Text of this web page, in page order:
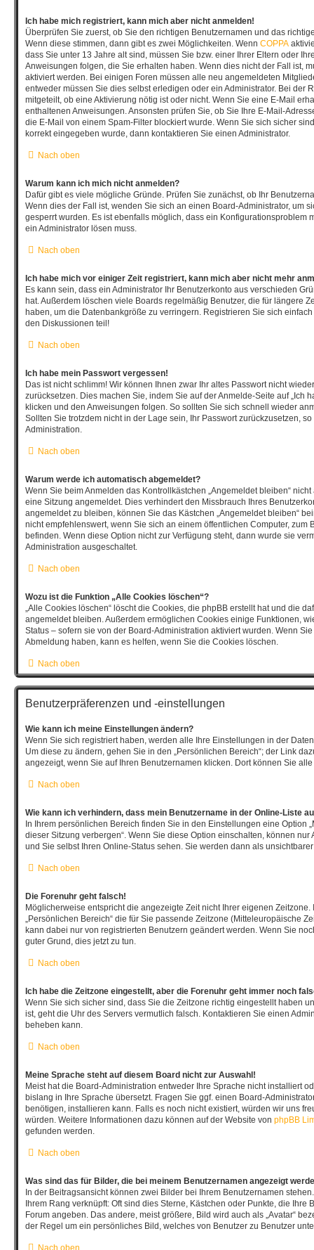
Ich habe mich registriert, kann mich aber nicht anmelden!
Überprüfen Sie zuerst, ob Sie den richtigen Benutzernamen und das
Wenn diese stimmen, dann gibt es zwei Möglichkeiten. Wenn COPPA
dass Sie unter 13 Jahre alt sind, müssen Sie bzw. einer Ihrer Eltern oder
Anweisungen folgen, die Sie erhalten haben. Wenn dies nicht der Fall ist,
aktiviert werden. Bei einigen Foren müssen alle neu angemeldeten
entweder müssen Sie dies selbst erledigen oder ein Administrator. Bei der
mitgeteilt, ob eine Aktivierung nötig ist oder nicht. Wenn Sie eine E-Mail
enthaltenen Anweisungen. Ansonsten prüfen Sie, ob Sie Ihre E-Mail-
die E-Mail von einem Spam-Filter blockiert wurde. Wenn Sie sich sicher
korrekt eingegeben wurde, dann kontaktieren Sie einen Administrator.
Nach oben
Warum kann ich mich nicht anmelden?
Dafür gibt es viele mögliche Gründe. Prüfen Sie zunächst, ob Ihr
Wenn dies der Fall ist, wenden Sie sich an einen Board-Administrator, um
gesperrt wurden. Es ist ebenfalls möglich, dass ein Konfigurationsproblem
ein Administrator lösen muss.
Nach oben
Ich habe mich vor einiger Zeit registriert, kann mich aber nicht mehr
Es kann sein, dass ein Administrator Ihr Benutzerkonto aus verschieden
hat. Außerdem löschen viele Boards regelmäßig Benutzer, die für längere
haben, um die Datenbankgröße zu verringern. Registrieren Sie sich
den Diskussionen teil!
Nach oben
Ich habe mein Passwort vergessen!
Das ist nicht schlimm! Wir können Ihnen zwar Ihr altes Passwort nicht
zurücksetzen. Dies machen Sie, indem Sie auf der Anmelde-Seite auf „Ich
klicken und den Anweisungen folgen. So sollten Sie sich schnell wieder
Sollten Sie trotzdem nicht in der Lage sein, Ihr Passwort zurückzusetzen,
Administration.
Nach oben
Warum werde ich automatisch abgemeldet?
Wenn Sie beim Anmelden das Kontrollkästchen „Angemeldet bleiben“
eine Sitzung angemeldet. Dies verhindert den Missbrauch Ihres
angemeldet zu bleiben, können Sie das Kästchen „Angemeldet bleiben“
nicht empfehlenswert, wenn Sie sich an einem öffentlichen Computer, zum
befinden. Wenn diese Option nicht zur Verfügung steht, dann wurde sie
Administration ausgeschaltet.
Nach oben
Wozu ist die Funktion „Alle Cookies löschen“?
„Alle Cookies löschen“ löscht die Cookies, die phpBB erstellt hat und die
angemeldet bleiben. Außerdem ermöglichen Cookies einige Funktionen,
Status – sofern sie von der Board-Administration aktiviert wurden. Wenn
Abmeldung haben, kann es helfen, wenn Sie die Cookies löschen.
Nach oben
Benutzerpräferenzen und -einstellungen
Wie kann ich meine Einstellungen ändern?
Wenn Sie sich registriert haben, werden alle Ihre Einstellungen in der
Um diese zu ändern, gehen Sie in den „Persönlichen Bereich“; der Link
angezeigt, wenn Sie auf Ihren Benutzernamen klicken. Dort können Sie
Nach oben
Wie kann ich verhindern, dass mein Benutzername in der Online-Liste
In Ihrem persönlichen Bereich finden Sie in den Einstellungen eine Option
dieser Sitzung verbergen“. Wenn Sie diese Option einschalten, können nur
und Sie selbst Ihren Online-Status sehen. Sie werden dann als
Nach oben
Die Forenuhr geht falsch!
Möglicherweise entspricht die angezeigte Zeit nicht Ihrer eigenen
„Persönlichen Bereich“ die für Sie passende Zeitzone (Mitteleuropäische
kann dabei nur von registrierten Benutzern geändert werden. Wenn Sie
guter Grund, dies jetzt zu tun.
Nach oben
Ich habe die Zeitzone eingestellt, aber die Forenuhr geht immer noch
Wenn Sie sich sicher sind, dass Sie die Zeitzone richtig eingestellt haben
ist, geht die Uhr des Servers vermutlich falsch. Kontaktieren Sie einen
beheben kann.
Nach oben
Meine Sprache steht auf diesem Board nicht zur Auswahl!
Meist hat die Board-Administration entweder Ihre Sprache nicht installiert
bislang in Ihre Sprache übersetzt. Fragen Sie ggf. einen Board-
benötigen, installieren kann. Falls es noch nicht existiert, würden wir uns
würden. Weitere Informationen dazu können auf der Website von phpBB
gefunden werden.
Nach oben
Was sind das für Bilder, die bei meinem Benutzernamen angezeigt
In der Beitragsansicht können zwei Bilder bei Ihrem Benutzernamen
Ihrem Rang verknüpft: Oft sind dies Sterne, Kästchen oder Punkte, die Ihre
Forum angeben. Das andere, meist größere, Bild wird auch als „Avatar“
der Regel um ein persönliches Bild, welches von Benutzer zu Benutzer
Nach oben